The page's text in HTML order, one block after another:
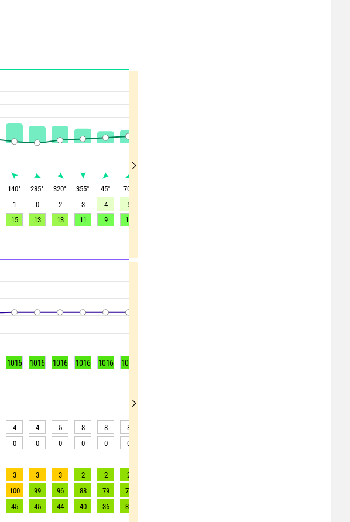
140° 285° 320° 355° 45° 70
1 0 2 3 4 5
15 13 13 11 9 10
1016 1016 1016 1016 1016 1016
4 4 5 8 8 8
0 0 0 0 0 0
3 3 3 2 2 2
100 99 96 88 79 70
45 45 44 40 36 32